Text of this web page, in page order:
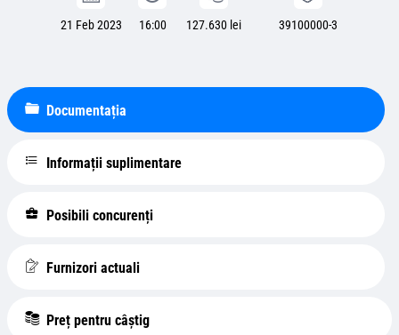
21 Feb 2023 16:00 127.630 lei 39100000-3
Documentația
Informații suplimentare
Posibili concurenți
Furnizori actuali
Preț pentru câștig